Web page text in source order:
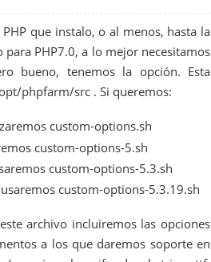
que instalo, o al menos, hasta la
PHP7.0, a lo mejor necesitamos
bueno, tenemos la opción. Esta
phpfarm/src . Si queremos:
custom-options.sh
custom-options-5.sh
custom-options-5.3.sh
custom-options-5.3.19.sh
archivo incluiremos las opciones
a los que daremos soporte en